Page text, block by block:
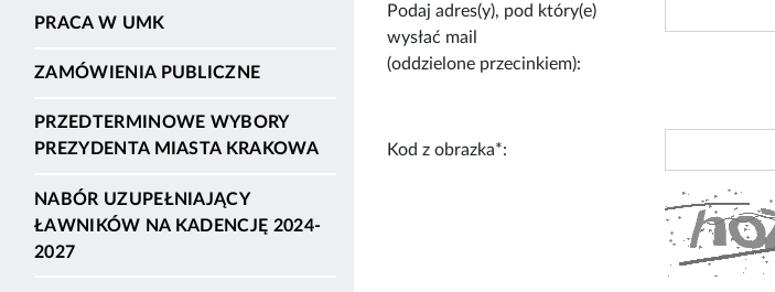
PRACA W UMK
ZAMÓWIENIA PUBLICZNE
PRZEDTERMINOWE WYBORY
PREZYDENTA MIASTA KRAKOWA
NABÓR UZUPEŁNIAJĄCY
ŁAWNIKÓW NA KADENCJĘ 2024-
2027
Podaj adres(y), pod który(e)
wysłać mail
(oddzielone przecinkiem):
Kod z obrazka*: